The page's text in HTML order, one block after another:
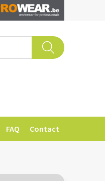
FAQ Contact